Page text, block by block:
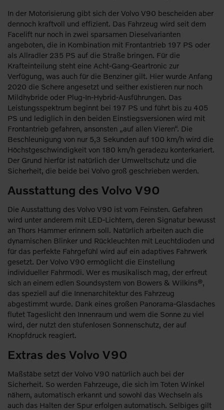
In der Motorisierung gibt sich der Volvo V90 bescheiden aber
dennoch kraftvoll und effizient. Das Fahrzeug wird seit dem
Facelift nur noch in zwei sparsamen Dieselvarianten
angeboten, die in Kombination mit Frontantrieb 197 PS oder
als Allradler 235 PS auf die Straße bringen. Für die
Krafteinteilung steht eine Acht-Gang-Geartronic zur
Verfügung, was auch für die Benziner gilt. Hier wurde Anfang
2020 die Schere angesetzt und seither existieren nur noch
Mildhybride oder Plug-In-Hybrid-Ausführungen. Das
Leistungsspektrum beginnt bei 197 PS und führt bis zu 405
PS und lediglich in den beiden Einstiegsversionen wird mit
Frontantrieb gefahren, ansonsten „auf allen Vieren“. Die
Beschleunigung von nur 5,3 Sekunden auf 100 km/h wird die
Höchstgeschwindigkeit von 180 km/h geradezu konterkariert.
Der Grund hierfür ist natürlich der Umweltschutz und die
Sicherheit, die beide bei Volvo groß geschrieben werden.
Ausstattung des Volvo V90
Die Ausstattung des Volvo V90 ist vom Feinsten. Gefahren
wird unter anderem mit LED-Lichtern, deren Signatur bewusst
an Thors Hammer erinnern soll. Natürlich arbeiten auch die
dynamischen Blinker und Rückleuchten mit Leuchtdioden und
für das perfekte Fahrgefühl wird auf ein adaptives Fahrwerk
gesetzt. Der Volvo V90 ermöglicht die Einstellung
individueller Fahrmodi. Wer es musikalisch mag, der erfreut
sich an einem edlen Soundsystem von Bowers & Wilkins®,
das speziell auf die Innenarchitektur des Fahrzeug
abgestimmt wurde. Dank eines großen Panorama-Glasdaches
flutet Tageslicht den Innenraum und wem die Sonne zu viel
wird, der nutzt den stufenlosen Sonnenschutz, der auf
Knopfdruck reagiert.
Extras des Volvo V90
Maßstäbe setzt der Volvo V90 natürlich auch bei der
Sicherheit. So werden Fahrzeuge, die sich im Toten Winkel
nähern, automatisch erkannt und sowohl das Wechseln als
auch das Halten der Spur erfolgen automatisch. Selbiges gilt